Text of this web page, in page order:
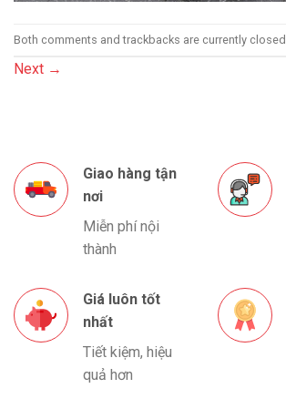
Both comments and trackbacks are currently closed.
Next →
Giao hàng tận
nơi
Miễn phí nội
thành
Giá luôn tốt
nhất
Tiết kiệm, hiệu
quả hơn